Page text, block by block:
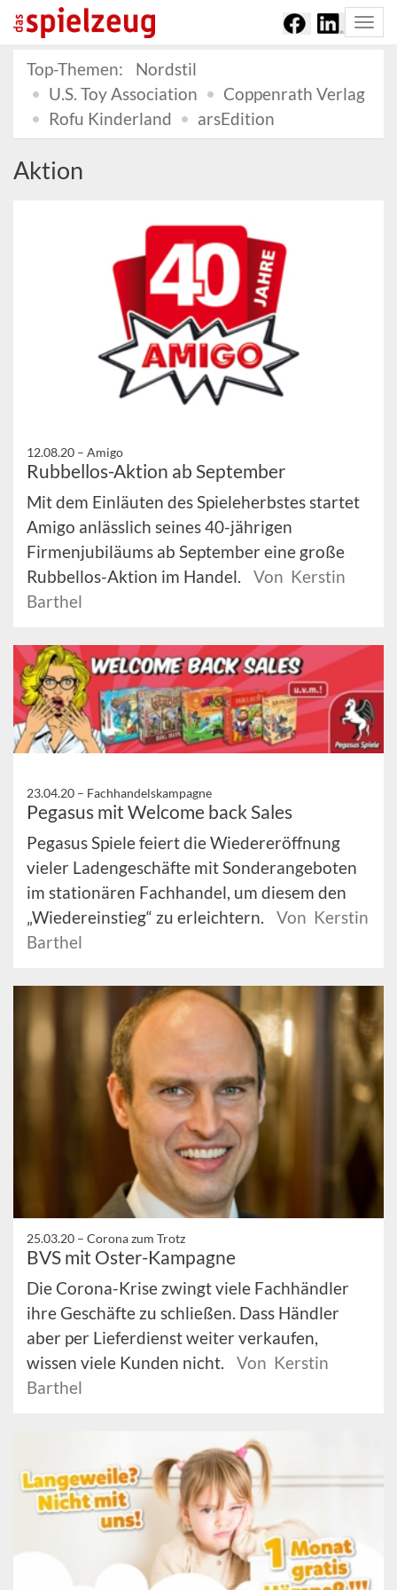
Top-Themen:
Nordstil
U.S. Toy Association
Coppenrath Verlag
Rofu Kinderland
arsEdition
Aktion
12.08.20 – Amigo
Rubbellos-Aktion ab September
Mit dem Einläuten des Spieleherbstes startet
Amigo anlässlich seines 40-jährigen
Firmenjubiläums ab September eine große
Rubbellos-Aktion im Handel.
Von Kerstin
Barthel
23.04.20 – Fachhandelskampagne
Pegasus mit Welcome back Sales
Pegasus Spiele feiert die Wiedereröffnung
vieler Ladengeschäfte mit Sonderangeboten
im stationären Fachhandel, um diesem den
„Wiedereinstieg“ zu erleichtern.
Von Kerstin
Barthel
25.03.20 – Corona zum Trotz
BVS mit Oster-Kampagne
Die Corona-Krise zwingt viele Fachhändler
ihre Geschäfte zu schließen. Dass Händler
aber per Lieferdienst weiter verkaufen,
wissen viele Kunden nicht.
Von Kerstin
Barthel